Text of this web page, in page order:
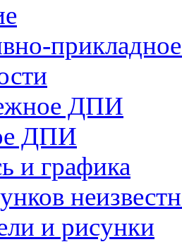
ДПИ
ДПИ
и графика
и рисунки